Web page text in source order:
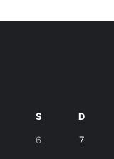
S D
6 7